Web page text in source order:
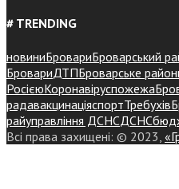
# TRENDING
новиниБровариБроварський
БровариДТПБроварське
РосієюКоронавіруспожежа
радавакцинаціяспортТребухів
райуправління ДСНСДСНС
Всі права захищені: © 2023,